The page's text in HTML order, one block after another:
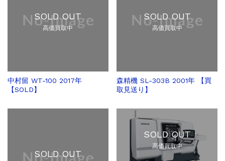
SOLD OUT
高価買取中
中村留 WT-100 2017年
【SOLD】
SOLD OUT
高価買取中
森精機 SL-303B 2001年 【買
取見送り】
SOLD OUT
SOLD OUT
高価買取中